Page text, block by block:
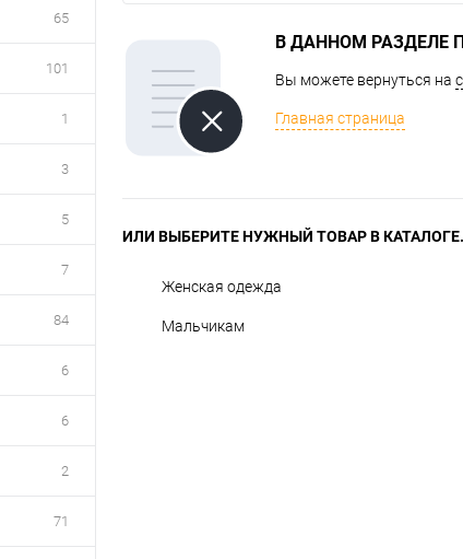
65
101
1
3
5
7
84
6
6
2
71
В ДАННОМ РАЗДЕЛЕ
Вы можете вернуться на
Главная страница
ИЛИ ВЫБЕРИТЕ НУЖНЫЙ ТОВАР В КАТАЛОГЕ.
Женская одежда
Мальчикам